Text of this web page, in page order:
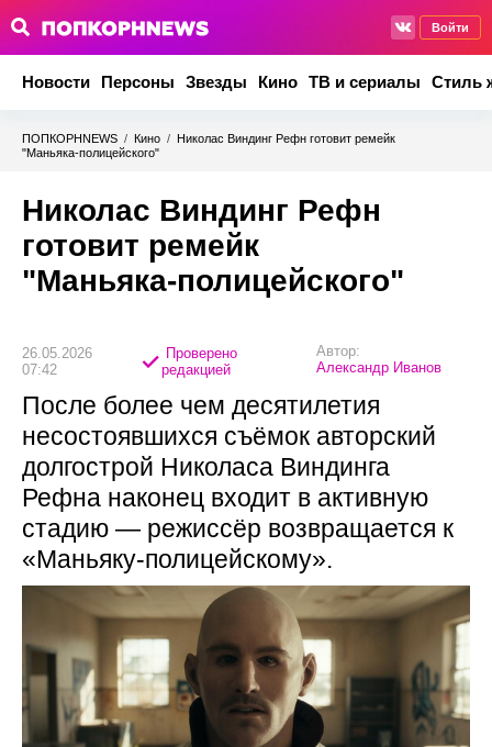
Войти
Новости Персоны Звезды Кино ТВ и сериалы Стиль
ПОПКОРНNEWS / Кино / Николас Виндинг Рефн готовит ремейк
"Маньяка‑полицейского"
Николас Виндинг Рефн
готовит ремейк
"Маньяка‑полицейского"
26.05.2026
07:42
Проверено
редакцией
Автор:
Александр Иванов
После более чем десятилетия
несостоявшихся съёмок авторский
долгострой Николаса Виндинга
Рефна наконец входит в активную
стадию — режиссёр возвращается к
«Маньяку-полицейскому».